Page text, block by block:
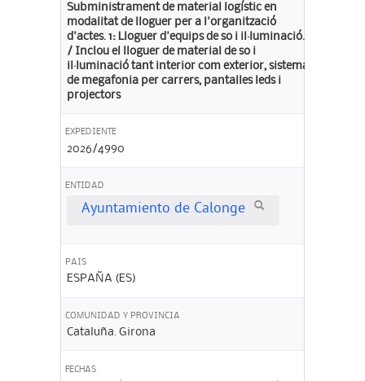
Subministrament de material logístic en
modalitat de lloguer per a l'organització
d'actes. 1: Lloguer d'equips de so i il·luminació.
/ Inclou el lloguer de material de so i
il·luminació tant interior com exterior, sistema
de megafonia per carrers, pantalles leds i
projectors
EXPEDIENTE
2026/4990
ENTIDAD
Ayuntamiento de Calonge
PAIS
ESPAÑA (ES)
COMUNIDAD Y PROVINCIA
Cataluña. Girona
FECHAS